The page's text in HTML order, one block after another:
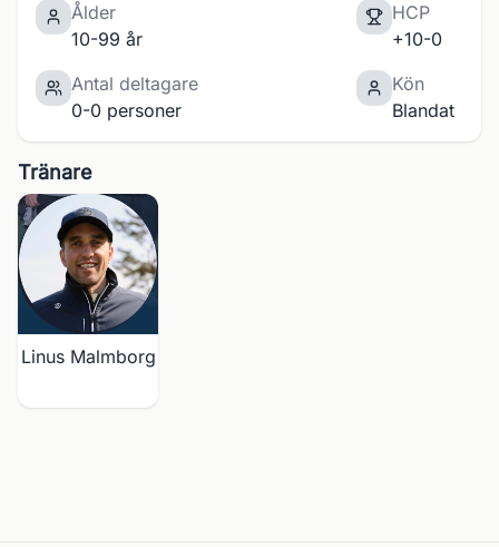
Ålder
10-99 år
HCP
+10-0
Antal deltagare
0-0 personer
Kön
Blandat
Tränare
Linus Malmborg